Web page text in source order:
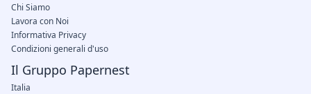
Chi Siamo
Lavora con Noi
Informativa Privacy
Condizioni generali d'uso
Il Gruppo Papernest
Italia